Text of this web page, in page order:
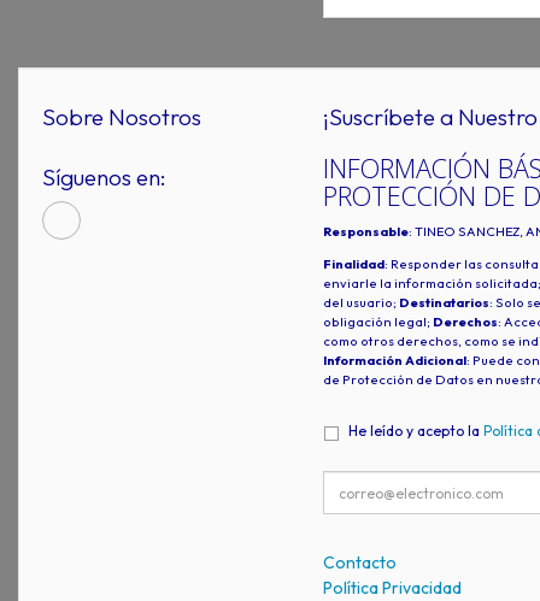
Sobre Nosotros
Síguenos en:
¡Suscríbete a
INFORMACIÓN
PROTECCIÓN DE
Responsable: TINEO SANCHEZ,
Finalidad: Responder las
enviarle la información
del usuario; Destinatarios: Solo
obligación legal; Derechos:
como otros derechos, como se
Información Adicional: Puede
de Protección de Datos en
He leído y acepto la Política
Contacto
Política Privacidad